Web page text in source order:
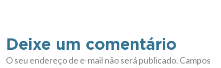
Deixe um comentário
O seu endereço de e-mail não será publicado. Campos